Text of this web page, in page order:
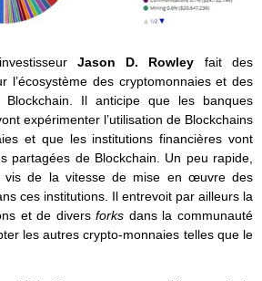
Jason D. Rowley fait des
l’écosystème des cryptomonnaies et des
Blockchain. Il anticipe que les banques
expérimenter l’utilisation de Blockchains
et que les institutions financières vont
partagées de Blockchain. Un peu rapide,
vis de la vitesse de mise en œuvre des
ces institutions. Il entrevoit par ailleurs la
et de diversforks dans la communauté
les autres crypto-monnaies telles que le